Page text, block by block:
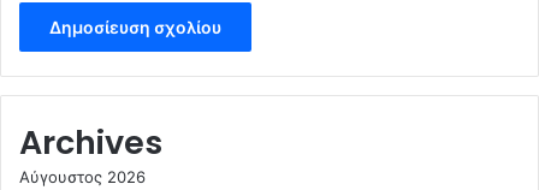
Archives
Αύγουστος 2026